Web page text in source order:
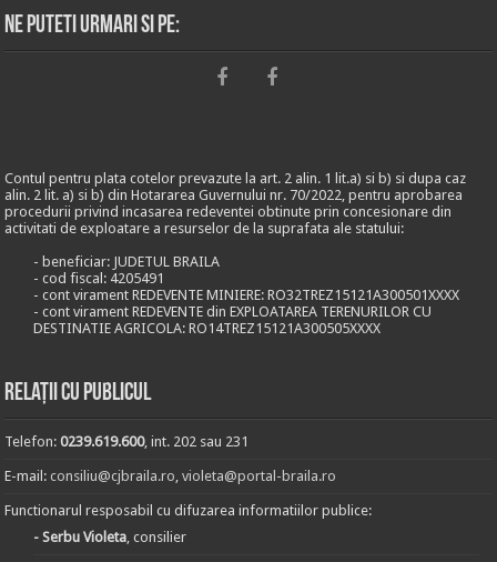
Ne puteti urmari si pe:
Contul pentru plata cotelor prevazute la art. 2 alin. 1 lit.a) si b) si dupa caz
alin. 2 lit. a) si b) din Hotararea Guvernului nr. 70/2022, pentru aprobarea
procedurii privind incasarea redeventei obtinute prin concesionare din
activitati de exploatare a resurselor de la suprafata ale statului:
- beneficiar: JUDETUL BRAILA
- cod fiscal: 4205491
- cont virament REDEVENTE MINIERE: RO32TREZ15121A300501XXXX
- cont virament REDEVENTE din EXPLOATAREA TERENURILOR CU
DESTINATIE AGRICOLA: RO14TREZ15121A300505XXXX
Relații cu publicul
Telefon:0239.619.600, int. 202 sau 231
E-mail:consiliu@cjbraila.ro,violeta@portal-braila.ro
Functionarul resposabil cu difuzarea informatiilor publice:
- Serbu Violeta, consilier